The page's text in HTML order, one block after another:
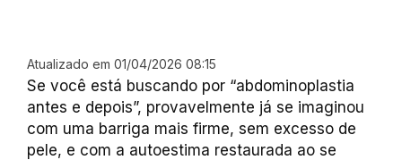
Atualizado em 01/04/2026 08:15
Se você está buscando por “abdominoplastia
antes e depois”, provavelmente já se imaginou
com uma barriga mais firme, sem excesso de
pele, e com a autoestima restaurada ao se